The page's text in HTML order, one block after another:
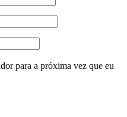
para a próxima vez que eu